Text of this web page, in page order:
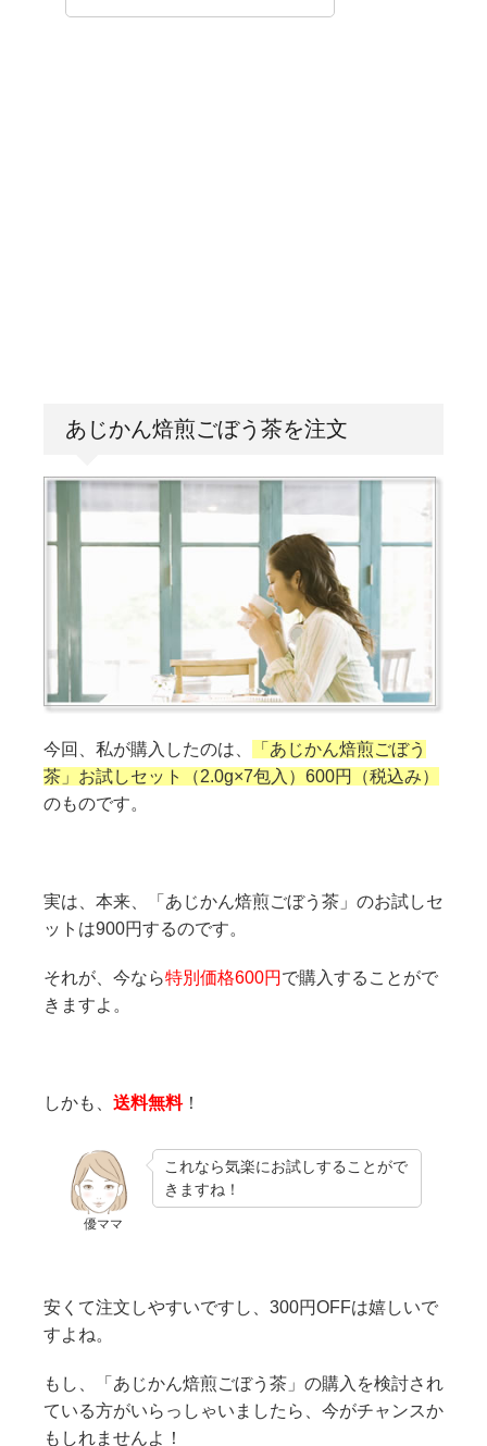
あじかん焙煎ごぼう茶を注文
今回、私が購入したのは、
「あじかん焙煎ごぼう
茶」お試しセット（2.0g×7包入）600円（税込み）
のものです。
実は、本来、「あじかん焙煎ごぼう茶」のお試しセ
ットは900円するのです。
それが、今なら特別価格600円 で購入することがで
きますよ。
しかも、 送料無料！
優ママ
これなら気楽にお試しすることがで
きますね！
安くて注文しやすいですし、300円OFFは嬉しいで
すよね。
もし、「あじかん焙煎ごぼう茶」の購入を検討され
ている方がいらっしゃいましたら、今がチャンスか
もしれませんよ！